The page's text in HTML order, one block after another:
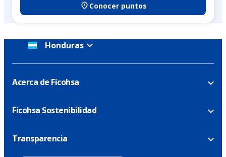
Conocer puntos
Honduras
Acerca de Ficohsa
Ficohsa Sostenibilidad
Transparencia